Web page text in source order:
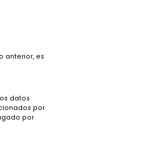
de entrega. Al momento de
corresponde a la compra, la
la misma.
Medellín, Barranquilla, Cali,
la visita. Por lo anterior, es